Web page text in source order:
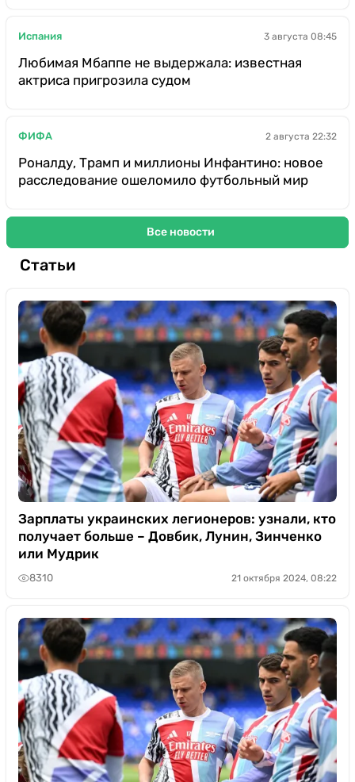
Испания 3 августа 08:45
Любимая Мбаппе не выдержала: известная
актриса пригрозила судом
ФИФА 2 августа 22:32
Роналду, Трамп и миллионы Инфантино: новое
расследование ошеломило футбольный мир
Все новости
Статьи
Зарплаты украинских легионеров: узнали, кто
получает больше – Довбик, Лунин, Зинченко
или Мудрик
8310 21 октября 2024, 08:22